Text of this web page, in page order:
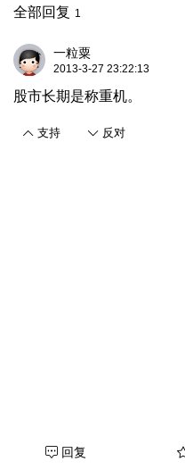
全部回复 1
一粒粟
2013-3-27 23:22:13
股市长期是称重机。
支持 反对
回复